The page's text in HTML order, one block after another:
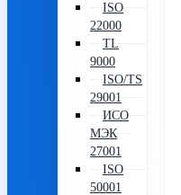
ISO
22000
TL
9000
ISO/TS
29001
ИСО
МЭК
27001
ISO
50001